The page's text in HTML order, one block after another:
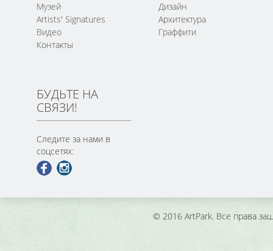
Музей
Artists' Signatures
Видео
Контакты
Дизайн
Архитектура
Граффити
БУДЬТЕ НА
СВЯЗИ!
Следите за нами в
соцсетях:
© 2016 ArtPark. Все права